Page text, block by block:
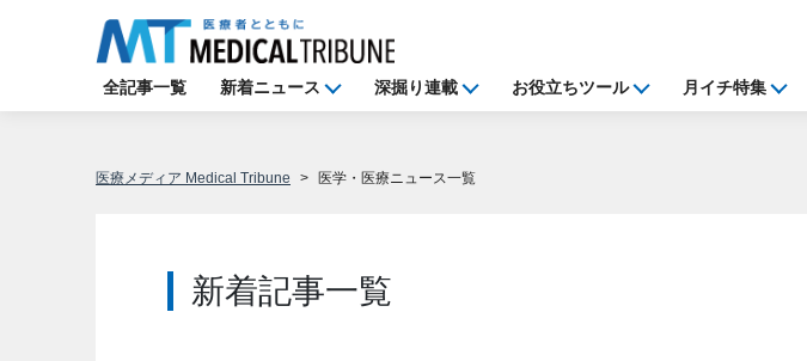
全記事一覧 新着ニュース 深掘り連載 お役立ちツール 月イチ特集
医療メディア Medical Tribune 医学・医療ニュース一覧
新着記事一覧